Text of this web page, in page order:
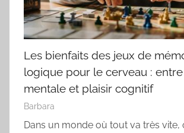
Les bienfaits des jeux de
logique pour le cerveau :
mentale et plaisir cognitif
Barbara
Dans un monde où tout va très vite,